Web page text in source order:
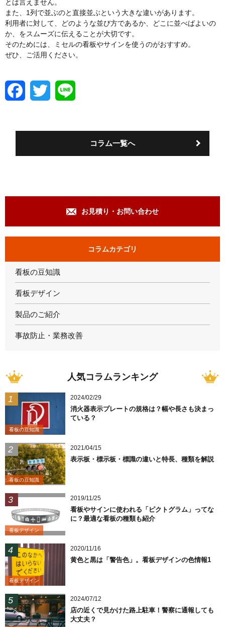
とは言えません。
また、1列で並ぶのと直接並ぶという大きな違いがあります。
利用者に対して、どのような並び方であるか、どこに並べばよいの
か、をスムーズに伝えることが大切です。
そのためには、ミセルの看板やサインを使うのがおすすめ。
ぜひ、ご活用ください。
b
w
t
コラム一覧へ
お見積り・お問い合わせ
コラムカテゴリ
看板の豆知識
看板デザイン
製品のご紹介
事故防止・業務改善
人気コラムランキング
看板の豆知識
2024/02/29
消火器表示プレートの規格は？幅や長さも決まっ
ている？
看板の豆知識
2021/04/15
表示板・標示板・標識の違いと特長、種類を解説
看板デザイン
2019/11/25
看板やサインに使われる「ピクトグラム」ってな
に？最適な看板の種類も紹介
看板デザイン
2020/11/16
黄色と黒は「警告色」。看板デザインの色情報1
2024/07/12
店の近くで見かけた路上駐車！警察に通報しても
大丈夫？